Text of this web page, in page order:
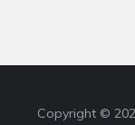
Copyright ©